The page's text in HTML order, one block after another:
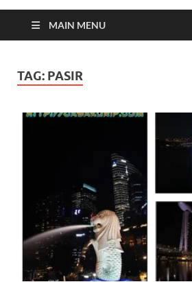
MAIN MENU
TAG: PASIR